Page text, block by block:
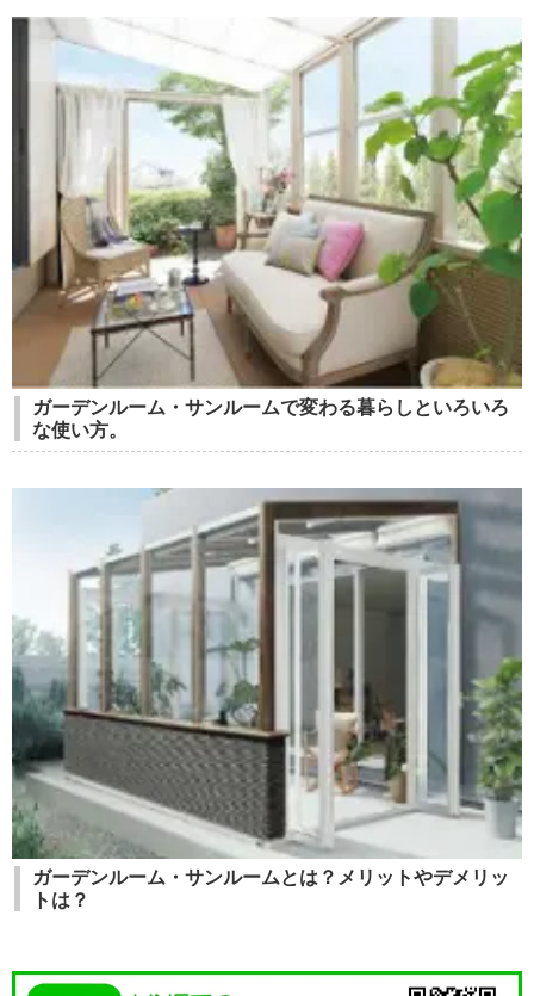
ガーデンルーム・サンルームで変わる暮らしといろいろ
な使い方。
ガーデンルーム・サンルームとは？メリットやデメリッ
トは？